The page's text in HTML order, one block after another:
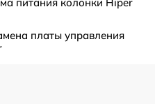
платы управления